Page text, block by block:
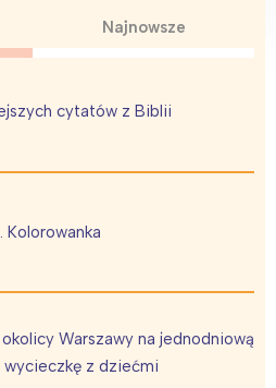
Najnowsze
cytatów z Biblii
Kolorowanka
Warszawy na jednodniową
wycieczkę z dziećmi